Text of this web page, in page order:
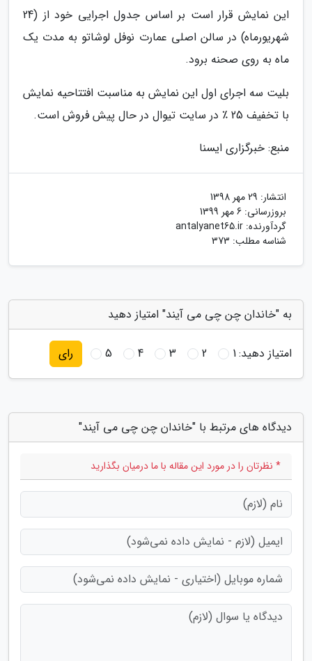
این نمایش قرار است بر اساس جدول اجرایی خود از (24
شهریورماه) در سالن اصلی عمارت نوفل لوشاتو به مدت یک
ماه به روی صحنه برود.
بلیت سه اجرای اول این نمایش به مناسبت افتتاحیه نمایش
با تخفیف 25 ٪ در سایت تیوال در حال پیش فروش است.
منبع: خبرگزاری ایسنا
انتشار: 29 مهر 1398
بروزرسانی: 6 مهر 1399
گردآورنده: antalyanet65.ir
شناسه مطلب: 373
به "خاندان چن چی می آیند" امتیاز دهید
امتیاز دهید:1
2
3
4
5 رای
دیدگاه های مرتبط با "خاندان چن چی می آیند"
* نظرتان را در مورد این مقاله با ما درمیان بگذارید